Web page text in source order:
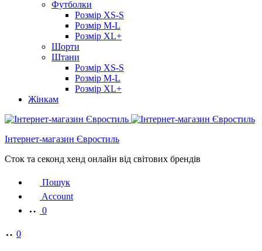
Футболки
Розмір XS-S
Розмір M-L
Розмір XL+
Шорти
Штани
Розмір XS-S
Розмір M-L
Розмір XL+
Жінкам
Інтернет-магазин Євростиль
Сток та секонд хенд онлайн від світових брендів
Пошук
Account
0
0